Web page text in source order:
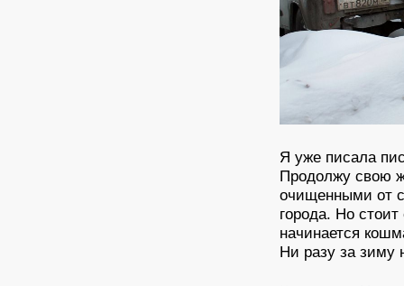
Я уже писала
Продолжу свою
очищенными от
города. Но стоит
начинается
Ни разу за зиму